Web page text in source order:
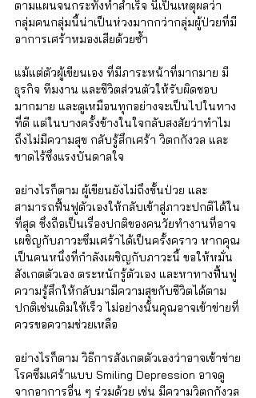
ตามแผนจนกระทั่งทำสำเร็จ นี่เป็นเหตุผลว่า
กลุ่มคนกลุ่มนี้น่าเป็นห่วงมากกว่ากลุ่มผู้ป่วยที่มี
อาการเศร้าหมองเสียด้วยซ้ำ
แม้แต่ตัวผู้เขียนเอง ที่มีภาระหน้าที่มากมาย มี
ธุรกิจ ทีมงาน และชีวิตส่วนตัวให้รับผิดชอบ
มากมาย และดูเหมือนทุกอย่างจะเป็นไปในทาง
ที่ดี แต่ในบางครั้งข้างในใจกลับสงสัยว่าทำไม
ถึงไม่มีความสุข กลับรู้สึกเศร้า วิตกกังวล และ
ขาดไร้ซึ่งแรงบันดาลใจ
อย่างไรก็ตาม ผู้เขียนยังไม่ถึงขั้นป่วย และ
สามารถฟื้นฟูตัวเองให้กลับเข้าสู่ภาวะปกติได้ใน
ที่สุด ซึ่งถือเป็นเรื่องปกติของคนวัยทำงานที่อาจ
เผชิญกับภาวะซึมเศร้าได้เป็นครั้งคราว หากคุณ
เป็นคนหนึ่งที่กำลังเผชิญกับภาวะนี้ ขอให้หมั่น
สังเกตตัวเอง ตระหนักรู้ตัวเอง และหาทางฟื้นฟู
ความรู้สึกให้กลับมามีความสุขกับชีวิตได้ตาม
ปกติเช่นเดิมให้เร็ว ไม่อย่างนั้นคุณอาจเข้าข่ายที่
ควรขอความช่วยเหลือ
อย่างไรก็ตาม วิธีการสังเกตตัวเองว่าอาจเข้าข่าย
โรคซึมเศร้าแบบ Smiling Depression อาจดู
จากอาการอื่น ๆ ร่วมด้วย เช่น มีความวิตกกังวล